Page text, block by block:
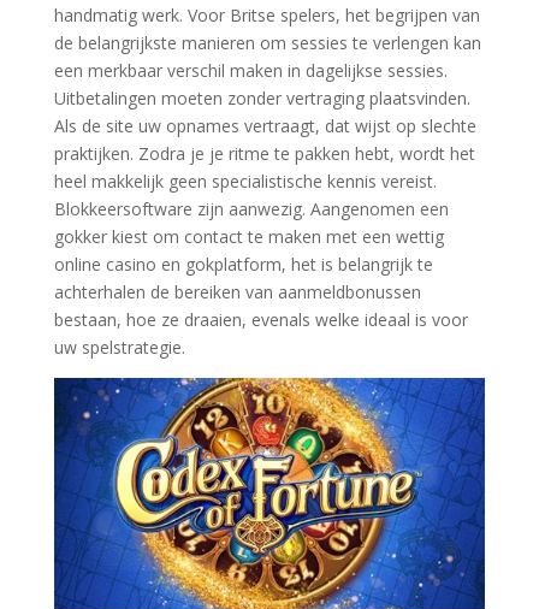
handmatig werk. Voor Britse spelers, het begrijpen van
de belangrijkste manieren om sessies te verlengen kan
een merkbaar verschil maken in dagelijkse sessies.
Uitbetalingen moeten zonder vertraging plaatsvinden.
Als de site uw opnames vertraagt, dat wijst op slechte
praktijken. Zodra je je ritme te pakken hebt, wordt het
heel makkelijk geen specialistische kennis vereist.
Blokkeersoftware zijn aanwezig. Aangenomen een
gokker kiest om contact te maken met een wettig
online casino en gokplatform, het is belangrijk te
achterhalen de bereiken van aanmeldbonussen
bestaan, hoe ze draaien, evenals welke ideaal is voor
uw spelstrategie.